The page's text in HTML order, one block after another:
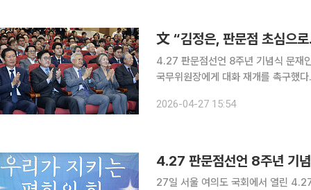
文 “김정은, 판문점 초심으
4.27 판문점선언 8주년 기념식 문재인 전 대통령이 4·27 판문점선언 8주년을 맞아 김정은 북한
국무위원장에게 대화 재개를 촉구했다. 문 전 대통령은 27일 국회에서 열린 기념식에서 “초심
높이는 것으론 진정한 안보를 보장받
2026-04-27 15:54
4.27 판문점선언 8주년 기
27일 서울 여의도 국회에서 열린